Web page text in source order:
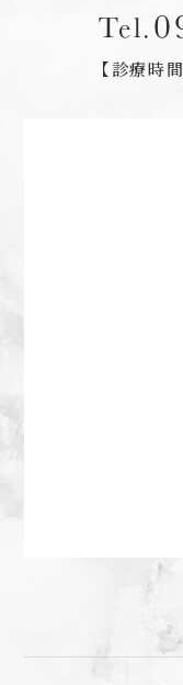
Tel.
【診療時間